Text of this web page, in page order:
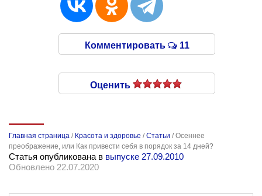
Комментировать 11
Оценить
Главная страница / Красота и здоровье /Статьи /Осеннее
преображение, или Как привести себя в порядок за 14 дней?
Статья опубликована в выпуске 27.09.2010
Обновлено 22.07.2020